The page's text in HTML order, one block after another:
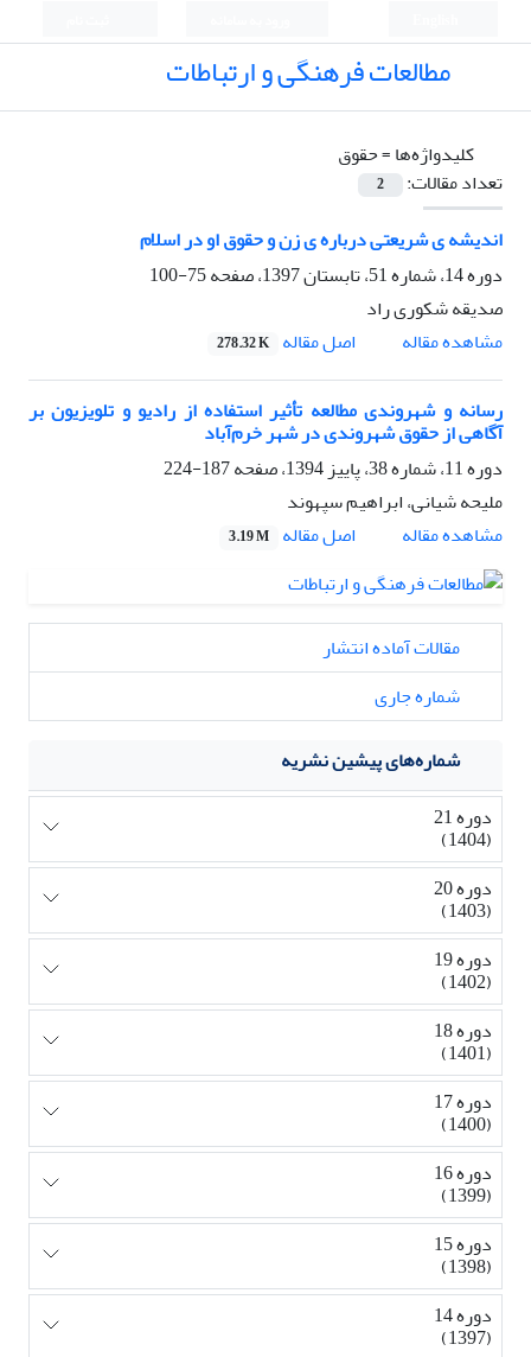
مطالعات فرهنگی و ارتباطات
کلیدواژه‌ها =حقوق
تعداد مقالات:
2
اندیشه ی شریعتی درباره ی زن و حقوق او در اسلام
دوره 14، شماره 51، تابستان 1397، صفحه
75-100
صدیقه شکوری راد
مشاهده مقاله
اصل مقاله 278.32 K
رسانه و شهروندی مطالعه تأثیر استفاده از رادیو و تلویزیون بر
آگاهی از حقوق شهروندی در شهر خرم‌آباد
دوره 11، شماره 38، پاییز 1394، صفحه
187-224
ملیحه شیانی، ابراهیم سپهوند
مشاهده مقاله
اصل مقاله 3.19 M
مقالات آماده انتشار
شماره جاری
شماره‌های پیشین نشریه
دوره 21
(1404)
دوره 20
(1403)
دوره 19
(1402)
دوره 18
(1401)
دوره 17
(1400)
دوره 16
(1399)
دوره 15
(1398)
دوره 14
(1397)